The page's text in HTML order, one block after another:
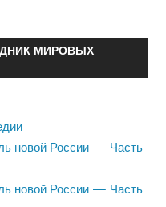
МИРОВЫХ
новой России — Часть
новой России — Часть